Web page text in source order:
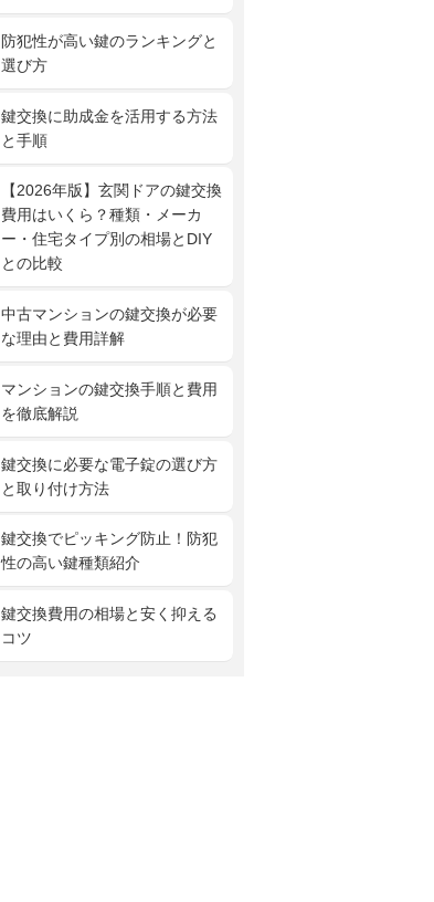
防犯性が高い鍵のランキングと
選び方
鍵交換に助成金を活用する方法
と手順
【2026年版】玄関ドアの鍵交換
費用はいくら？種類・メーカ
ー・住宅タイプ別の相場とDIY
との比較
中古マンションの鍵交換が必要
な理由と費用詳解
マンションの鍵交換手順と費用
を徹底解説
鍵交換に必要な電子錠の選び方
と取り付け方法
鍵交換でピッキング防止！防犯
性の高い鍵種類紹介
鍵交換費用の相場と安く抑える
コツ